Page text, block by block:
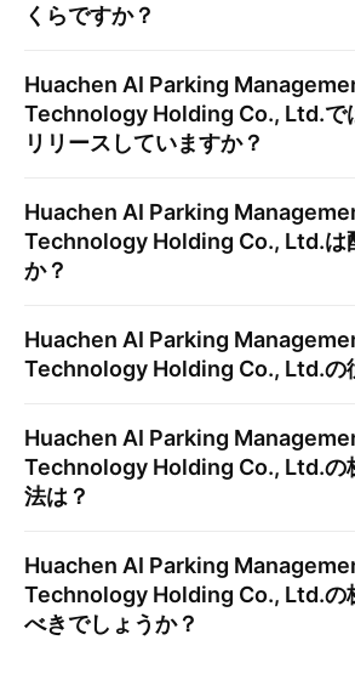
くらですか？
Huachen AI Parking
Technology Holding Co., Ltd.で
リリースしていますか？
Huachen AI Parking
Technology Holding Co., Ltd.は
か？
Huachen AI Parking
Technology Holding Co., Ltd.の
Huachen AI Parking
Technology Holding Co., Ltd.の
法は？
Huachen AI Parking
Technology Holding Co., Ltd.の
べきでしょうか？